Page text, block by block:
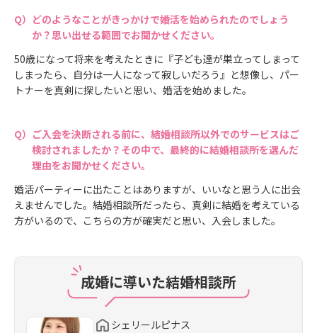
どのようなことがきっかけで婚活を始められたのでしょう
か？思い出せる範囲でお聞かせください。
50歳になって将来を考えたときに『子ども達が巣立ってしまって
しまったら、自分は一人になって寂しいだろう』と想像し、パー
トナーを真剣に探したいと思い、婚活を始めました。
ご入会を決断される前に、結婚相談所以外でのサービスはご
検討されましたか？その中で、最終的に結婚相談所を選んだ
理由をお聞かせください。
婚活パーティーに出たことはありますが、いいなと思う人に出会
えませんでした。結婚相談所だったら、真剣に結婚を考えている
方がいるので、こちらの方が確実だと思い、入会しました。
成婚に導いた結婚相談所
シェリールピナス